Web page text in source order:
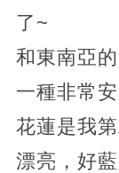
了~
和東南亞
一種非常
花蓮是我
漂亮，好